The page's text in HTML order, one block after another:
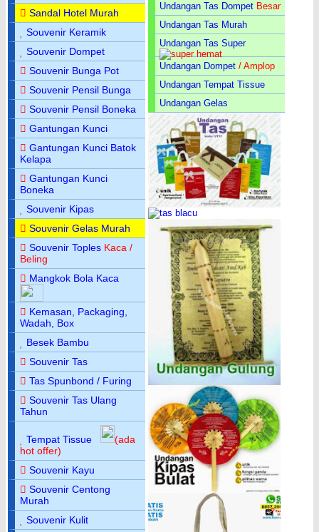
Sandal Hotel Murah
Souvenir Keramik
Souvenir Dompet
Souvenir Bunga Pot
Souvenir Pensil Bunga
Souvenir Pensil Boneka
Gantungan Kunci
Gantungan Kunci Batok
Kelapa
Gantungan Kunci
Boneka
Souvenir Kipas
Souvenir Gelas Murah
Souvenir Toples Kaca /
Beling
Mangkok Bola Kaca
Kemasan, Packaging,
Wadah, Box
Besek Bambu
Souvenir Tas
Tas Spunbond / Furing
Souvenir Tas Ulang
Tahun
Tempat Tissue
(ada
hot offer)
Souvenir Kayu
Souvenir Centong
Murah
Souvenir Kulit
Undangan Tas Dompet Besar
Undangan Tas Murah
Undangan Tas Super
Undangan Dompet / Amplop
Undangan Tempat Tissue
Undangan Gelas